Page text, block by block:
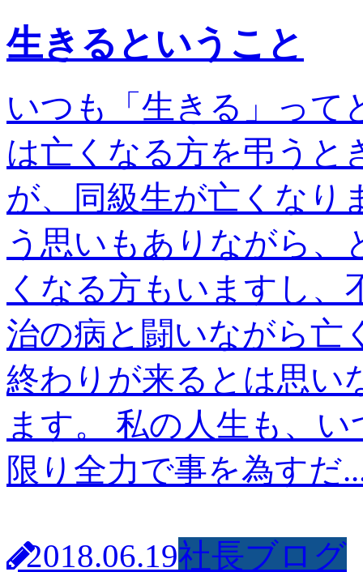
生きるということ
いつも「生きる」って
は亡くなる方を弔うと
が、同級生が亡くなり
う思いもありながら、
くなる方もいますし
治の病と闘いながら亡
終わりが来るとは思い
ます。 私の人生も、
限り全力で事を為す
2018.06.19社長ブログ